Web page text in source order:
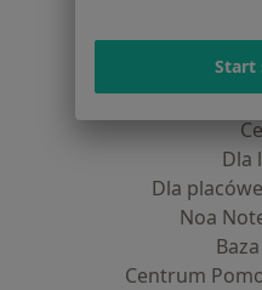
Blog
Dla
Dla
Dla
Noa
Centrum
Start